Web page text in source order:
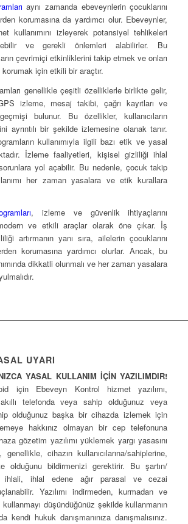
aynı zamanda ebeveynlerin çocuklarını
korumasına da yardımcı olur. Ebeveynler,
kullanımını izleyerek potansiyel tehlikeleri
ve gerekli önlemleri alabilirler. Bu
çevrimiçi etkinliklerini takip etmek ve onları
için etkili bir araçtır.
genellikle çeşitli özelliklerle birlikte gelir,
izleme, mesaj takibi, çağrı kayıtları ve
bulunur. Bu özellikler, kullanıcıların
ayrıntılı bir şekilde izlemesine olanak tanır.
kullanımıyla ilgili bazı etik ve yasal
İzleme faaliyetleri, kişisel gizliliği ihlal
yol açabilir. Bu nedenle, çocuk takip
her zaman yasalara ve etik kurallara
, izleme ve güvenlik ihtiyaçlarını
ve etkili araçlar olarak öne çıkar. İş
artırmanın yanı sıra, ailelerin çocuklarını
korumasına yardımcı olurlar. Ancak, bu
dikkatli olunmalı ve her zaman yasalara
UYARI
YASAL KULLANIM İÇİN YAZILIMDIR!
için Ebeveyn Kontrol hizmet yazılımı,
akıllı telefonda veya sahip olduğunuz veya
olduğunuz başka bir cihazda izlemek için
hakkınız olmayan bir cep telefonuna
gözetim yazılımı yüklemek yargı yasasını
cihazın kullanıcılarına/sahiplerine,
olduğunu bildirmenizi gerektirir. Bu şartın/
ihlali, ihlal edene ağır parasal ve cezai
Yazılımı indirmeden, kurmadan ve
düşündüğünüz şekilde kullanmanın
kendi hukuk danışmanınıza danışmalısınız.